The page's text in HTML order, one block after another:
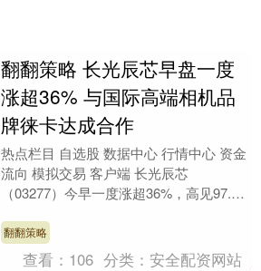
翻翻策略 长光辰芯早盘一度
涨超36% 与国际高端相机品
牌徕卡达成合作
热点栏目 自选股 数据中心 行情中心 资金
流向 模拟交易 客户端 长光辰芯
（03277）今早一度涨超36%，高见97.8
23....
翻翻策略
查看： 106 分类：安全配资网站